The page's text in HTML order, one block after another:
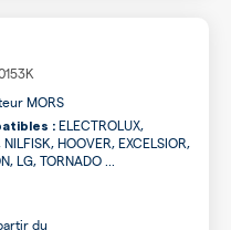
MORS
: ELECTROLUX,
NILFISK, HOOVER, EXCELSIOR,
LG, TORNADO ...
du